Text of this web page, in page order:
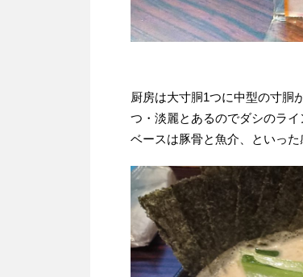
厨房は大寸胴1つに中型の寸胴
つ・淡麗とあるのでダシのライ
ベースは豚骨と魚介、といっ